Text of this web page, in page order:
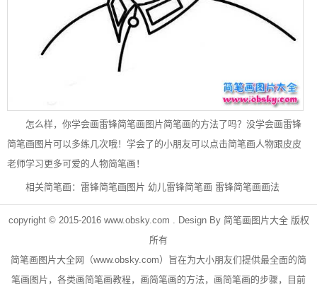
怎么样，你学会画雷锋简笔画图片简笔画的方法了吗？没学会画雷锋
简笔画图片可以多练几次哦！学会了的小朋友可以点击简笔画人物跟皮皮
老师学习更多可爱的人物简笔画！
相关简笔画： 雷锋简笔画图片 幼儿雷锋简笔画 雷锋简笔画画法
copyright © 2015-2016 www.obsky.com . Design By 简笔画图片大全版权
所有
简笔画 图片大全网（www.obsky.com）旨在为大小朋友们提供最全面的简
笔画图片，各类画简笔画教程，画简笔画的方法，画简笔画的步骤，目前